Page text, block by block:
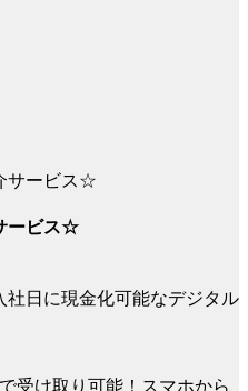
ービス☆
日に現金化可能なデジタル
受け取り可能！スマホから